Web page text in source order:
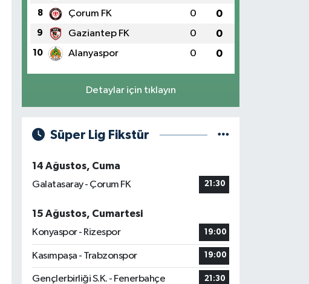
8 Çorum FK 0 0
9 Gaziantep FK 0 0
10 Alanyaspor 0 0
Detaylar için tıklayın
Süper Lig Fikstür
14 Ağustos, Cuma
Galatasaray - Çorum FK
21:30
15 Ağustos, Cumartesi
Konyaspor - Rizespor
19:00
Kasımpaşa - Trabzonspor 19:00
Gençlerbirliği S.K. - Fenerbahçe 21:30